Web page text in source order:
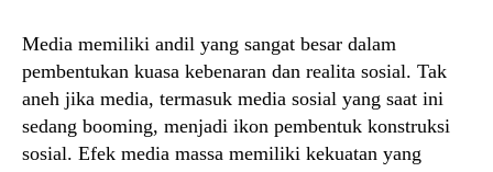
Media memiliki andil yang sangat besar dalam
pembentukan kuasa kebenaran dan realita sosial. Tak
aneh jika media, termasuk media sosial yang saat ini
sedang booming, menjadi ikon pembentuk konstruksi
sosial. Efek media massa memiliki kekuatan yang